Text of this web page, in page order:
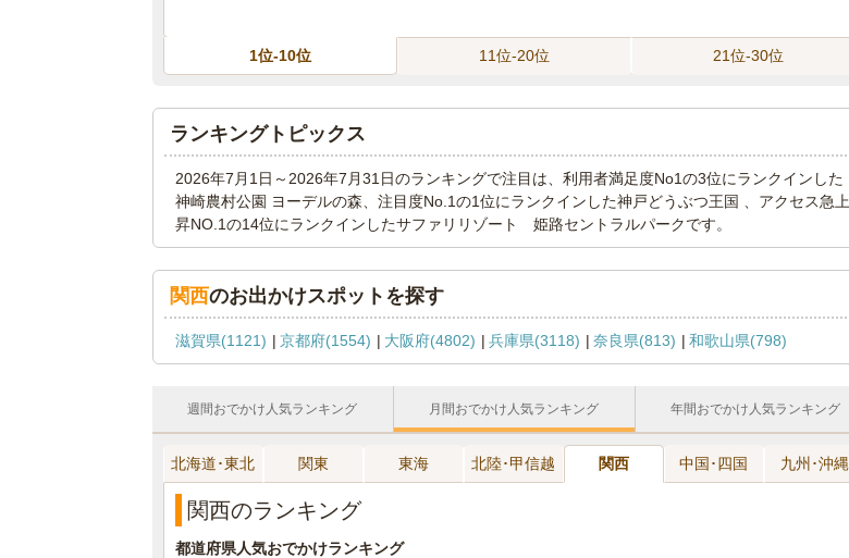
1位-10位 11位-20位 21位-30位
ランキングトピックス
2026年7月1日～2026年7月31日のランキングで注目は、利用者満足度No1の3位にランクインした
神崎農村公園 ヨーデルの森、注目度No.1の1位にランクインした神戸どうぶつ王国 、アクセス急上
昇NO.1の14位にランクインしたサファリリゾート 姫路セントラルパークです。
関西のお出かけスポットを探す
滋賀県(1121) 京都府(1554) 大阪府(4802) 兵庫県(3118) 奈良県(813) 和歌山県(798)
週間おでかけ人気ランキング 月間おでかけ人気ランキング 年間おでかけ人気ランキング
北海道･東北 関東 東海 北陸･甲信越 関西 中国･四国 九州･沖縄
関西のランキング
都道府県人気おでかけランキング